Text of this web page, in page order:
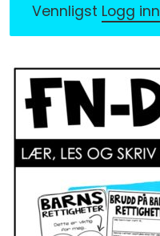
Vennligst Logg inn